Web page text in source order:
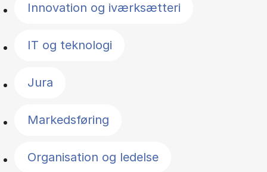
Innovation og iværksætteri
IT og teknologi
Jura
Markedsføring
Organisation og ledelse